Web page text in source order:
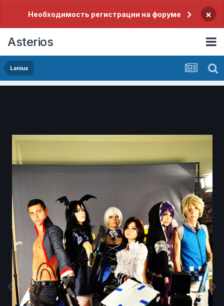
Необходимость регистрации на форуме ×
Asterios
Lanius